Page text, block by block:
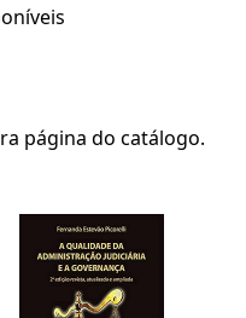
página do catálogo.